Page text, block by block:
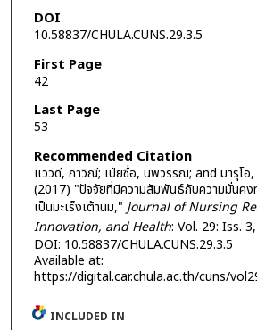
DOI
10.58837/CHULA.CUNS.29.3.5
First Page
42
Last Page
53
Recommended Citation
แววดี, ภาวิณี; เปียซื่อ, นพวรรณ; and มารุโ
(2017) "ปัจจัยที่มีความสัมพันธ์กับความมั่นคง
เป็นมะเร็งเต้านม," Journal of Nursing
Innovation, and Health: Vol. 29: Iss.
DOI: 10.58837/CHULA.CUNS.29.3.5
Available at:
https://digital.car.chula.ac.th/cuns/
INCLUDED IN